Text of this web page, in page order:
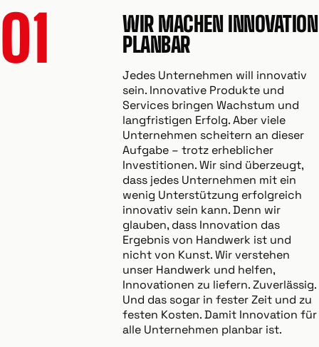
01
WIR MACHEN INNOVATION
PLANBAR
Jedes Unternehmen will innovativ
sein. Innovative Produkte und
Services bringen Wachstum und
langfristigen Erfolg. Aber viele
Unternehmen scheitern an dieser
Aufgabe – trotz erheblicher
Investitionen. Wir sind überzeugt,
dass jedes Unternehmen mit ein
wenig Unterstützung erfolgreich
innovativ sein kann. Denn wir
glauben, dass Innovation das
Ergebnis von Handwerk ist und
nicht von Kunst. Wir verstehen
unser Handwerk und helfen,
Innovationen zu liefern. Zuverlässig.
Und das sogar in fester Zeit und zu
festen Kosten. Damit Innovation für
alle Unternehmen planbar ist.